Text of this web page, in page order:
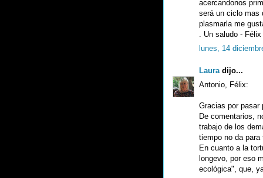
acercandonos
será un ciclo mas
plasmarla me
. Un saludo - Félix
lunes, 14
Laura dijo...
Antonio, Félix:
Gracias por pasar
De comentarios,
trabajo de los
tiempo no da
En cuanto a la
longevo, por eso
ecológica", que,